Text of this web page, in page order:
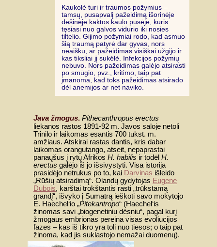
Kaukolė turi ir traumos požymius –
tamsų, pusapvalį pažeidimą išorinėje
dešinėje kaktos kaulo pusėje, kuris
tęsiasi nuo galvos vidurio iki nosies
tiltelio. Gijimo požymiai rodo, kad asmuo
šią traumą patyrė dar gyvas, nors
neaišku, ar pažeidimas visiškai užgijo ir
kas tiksliai jį sukėlė. Infekcijos požymių
nebuvo. Nors pažeidimas galėjo atsirasti
po smūgio, pvz., kritimo, taip pat
įmanoma, kad toks pažeidimas atsirado
dėl anemijos ar net naviko.
Java žmogus. Pithecanthropus erectus
liekanos rastos 1891-92 m. Javos saloje netoli
Trinilo ir laikomas esantis 700 tūkst. m.
amžiaus. Atskirai rastas dantis, kris dabar
laikomas orangutango, atseit, nepaprastai
panaųšus į rytų Afrikos H. habilis ir todėl H.
erectus galėjo iš jo išsivystyti. Visa istorija
prasidėjo netrukus po to, kai Darvinas išleido
„Rūšių atsiradimą“. Olandų gydytojas Eugene
Dubois, karštai trokštantis rasti „trūkstamą
grandį“, išvyko į Sumatrą ieškoti savo mokytojo
E. Haechel‘io „Pitekantropo“ (Haechel‘is
žinomas savi „biogenetiniu dėsniu“, pagal kurį
žmogaus embrionas pereina visas evoliucijos
fazes – kas iš tikro yra toli nuo tiesos; o taip pat
žinoma, kad jis suklastojo nemažai duomenų).